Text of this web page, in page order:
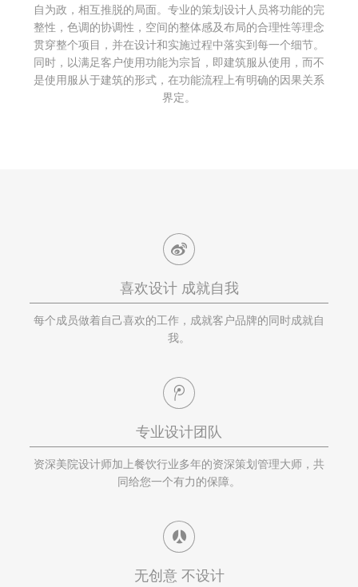
自为政，相互推脱的局面。专业的策划设计人员将功能的完
整性，色调的协调性，空间的整体感及布局的合理性等理念
贯穿整个项目，并在设计和实施过程中落实到每一个细节。
同时，以满足客户使用功能为宗旨，即建筑服从使用，而不
是使用服从于建筑的形式，在功能流程上有明确的因果关系
界定。
喜欢设计 成就自我
每个成员做着自己喜欢的工作，成就客户品牌的同时成就自
我。
专业设计团队
资深美院设计师加上餐饮行业多年的资深策划管理大师，共
同给您一个有力的保障。
无创意 不设计